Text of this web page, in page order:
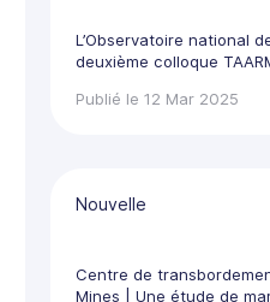
L’Observatoire national
deuxième colloque
Publié le 12 Mar 2025
Nouvelle
Centre de
Mines | Une étude de